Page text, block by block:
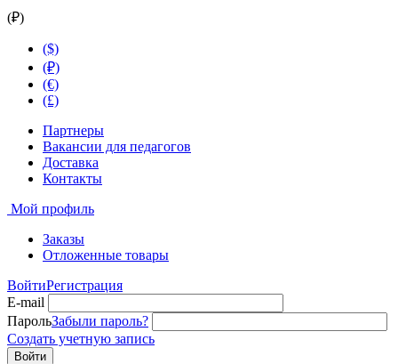
(₽)
($)
(₽)
(€)
(£)
Партнеры
Вакансии для педагогов
Доставка
Контакты
Мой профиль
Заказы
Отложенные товары
ВойтиРегистрация
E-mail
ПарольЗабыли пароль?
Создать учетную запись
Войти